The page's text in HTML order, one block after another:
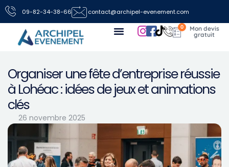
09-82-34-38-66 contact@archipel-evenement.com
0
Organiser une fête d’entreprise réussie
à Lohéac : idées de jeux et animations
clés
26 novembre 2025